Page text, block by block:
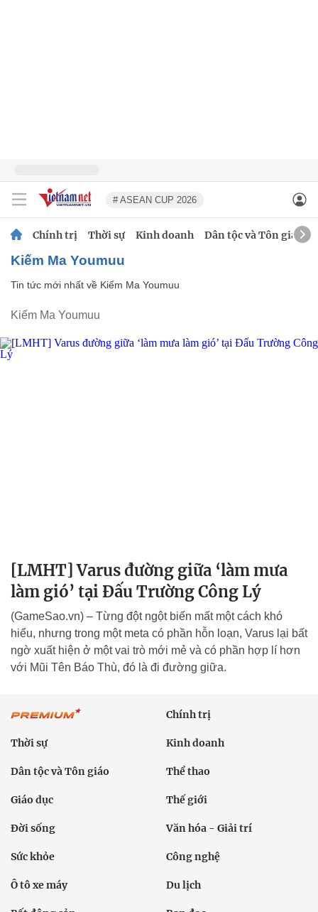
# ASEAN CUP 2026
Chính trị Thời sự Kinh doanh Dân tộc và Tôn giáo
Kiếm Ma Youmuu
Tin tức mới nhất về Kiếm Ma Youmuu
Kiếm Ma Youmuu
[LMHT] Varus đường giữa ‘làm mưa
làm gió’ tại Đấu Trường Công Lý
(GameSao.vn) – Từng đột ngột biến mất một cách khó
hiểu, nhưng trong một meta có phần hỗn loạn, Varus lại bất
ngờ xuất hiện ở một vai trò mới mẻ và có phần hợp lí hơn
với Mũi Tên Báo Thù, đó là đi đường giữa.
Chính trị
Thời sự Kinh doanh
Dân tộc và Tôn giáo Thể thao
Giáo dục Thế giới
Đời sống Văn hóa - Giải trí
Sức khỏe Công nghệ
Ô tô xe máy Du lịch